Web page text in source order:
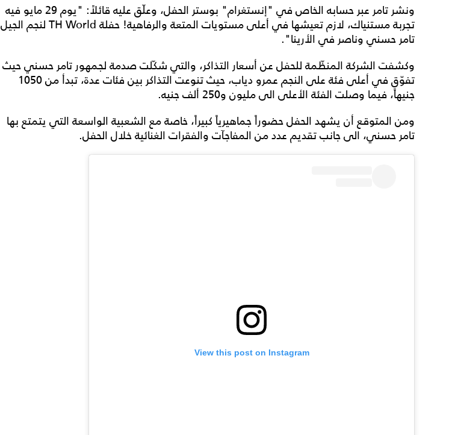
ونشر تامر عبر حسابه الخاص في "إنستغرام" بوستر الحفل، وعلّق عليه قائلاً: "يوم 29 مايو فيه
تجربة مستنياك، لازم تعيشها في أعلى مستويات المتعة والرفاهية! حفلة TH World لنجم الجيل
تامر حسني وناصر في الأرينا".
وكشفت الشركة المنظّمة للحفل عن أسعار التذاكر، والتي شكّلت صدمة لجمهور تامر حسني حيث
تفوّق في أعلى فئة على النجم عمرو دياب، حيث تنوعت التذاكر بين فئات عدة، تبدأ من 1050
جنيهاً، فيما وصلت الفئة الأعلى الى مليون و250 ألف جنيه.
ومن المتوقع أن يشهد الحفل حضوراً جماهيرياً كبيراً، خاصة مع الشعبية الواسعة التي يتمتع بها
تامر حسني، الى جانب تقديم عدد من المفاجآت والفقرات الغنائية خلال الحفل.
View this post on Instagram